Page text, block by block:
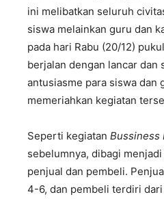
ini melibatkan seluruh
siswa melainkan guru dan
pada hari Rabu (20/12)
berjalan dengan lancar dan
antusiasme para siswa dan
memeriahkan kegiatan
Seperti kegiatan Bussiness
sebelumnya, dibagi
penjual dan pembeli.
4-6, dan pembeli terdiri